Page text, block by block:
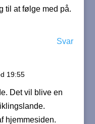
til at følge med på.
Svar
19:55
Det vil blive en
hjemmesiden.